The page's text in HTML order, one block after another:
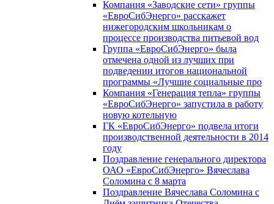
Компания «Заводские сети» группы
«ЕвроСибЭнерго» расскажет
нижегородским школьникам о
процессе производства питьевой вод
Группа «ЕвроСибЭнерго» была
отмечена одной из лучших при
подведении итогов национальной
программы «Лучшие социальные про
Компания «Генерация тепла» группы
«ЕвроСибЭнерго» запустила в работу
новую котельную
ГК «ЕвроСибЭнерго» подвела итоги
производственной деятельности в 2014
году
Поздравление генерального директора
ОАО «ЕвроСибЭнерго» Вячеслава
Соломина с 8 марта
Поздравление Вячеслава Соломина с